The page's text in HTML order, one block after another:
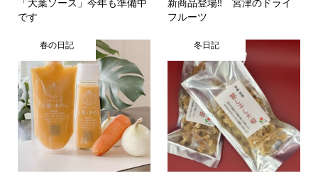
「大葉ソース」今年も準備中
です
新商品登場‼ 宮津のドライ
フルーツ
春の日記 冬日記